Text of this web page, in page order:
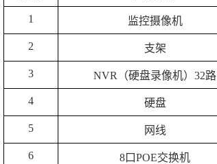
1 监控摄像机
2 支架
3 NVR（硬盘录像机）32路
4 硬盘
5 网线
6 8口POE交换机